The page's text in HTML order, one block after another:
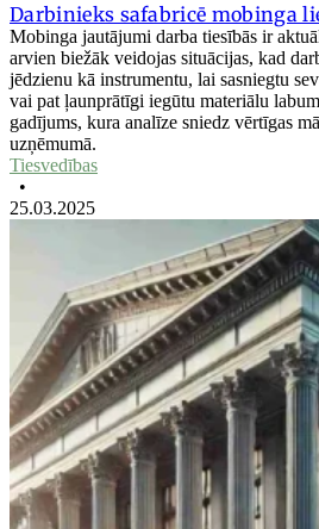
Darbinieks safabricē mobinga
Mobinga jautājumi darba tiesībās ir
arvien biežāk veidojas situācijas, kad
jēdzienu kā instrumentu, lai sasniegtu
vai pat ļaunprātīgi iegūtu materiālu
gadījums, kura analīze sniedz vērtīgas
uzņēmumā.
Tiesvedības
•
25.03.2025